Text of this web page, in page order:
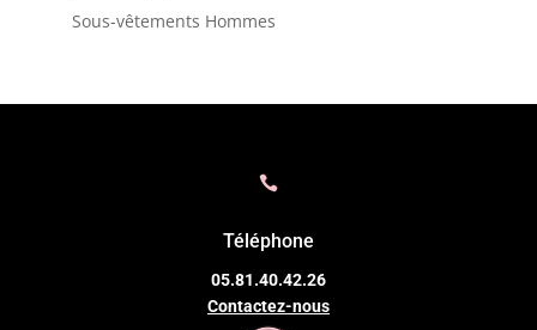
Sous-vêtements Hommes

Téléphone
05.81.40.42.26
Contactez-nous